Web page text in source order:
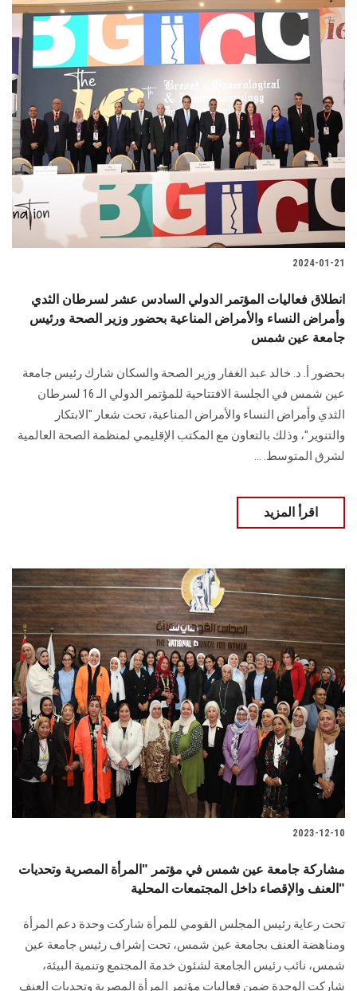
2024-01-21
انطلاق فعاليات المؤتمر الدولي السادس عشر لسرطان الثدي
وأمراض النساء والأمراض المناعية بحضور وزير الصحة ورئيس
جامعة عين شمس
بحضور أ. د. خالد عبد الغفار وزير الصحة والسكان شارك ‏رئيس جامعة
عين شمس في الجلسة الافتتاحية للمؤتمر الدولي الـ 16 لسرطان
الثدي ‏وأمراض النساء والأمراض المناعية، تحت شعار "الابتكار
والتنوير"، وذلك بالتعاون مع المكتب ‏الإقليمي لمنظمة الصحة العالمية
لشرق المتوسط‎.‎ ...
اقرأ المزيد
2023-12-10
مشاركة جامعة عين شمس في مؤتمر "المرأة المصرية وتحديات
العنف والإقصاء داخل المجتمعات المحلية"
تحت رعاية رئيس المجلس القومي للمرأة شاركت وحدة دعم المرأة
ومناهضة العنف بجامعة عين شمس، تحت إشراف رئيس جامعة عين
شمس، نائب رئيس الجامعة لشئون خدمة المجتمع وتنمية البيئة،
شاركت الوحدة ضمن فعاليات مؤتمر المرأة المصرية وتحديات العنف